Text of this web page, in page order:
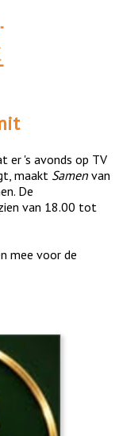
er 's avonds op TV
maakt Samen van
De
van 18.00 tot
mee voor de